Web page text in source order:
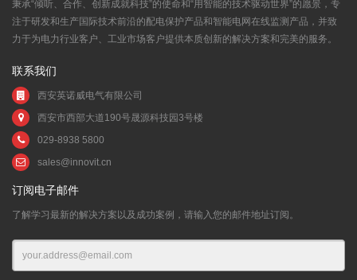
秉承“倾听、合作、创新成就科技”的使命和“用智能的技术驱动世界”的愿景，专
注于研发和生产国际技术前沿的配电保护产品和智能电网在线监测产品，并致
力于为电力行业客户、工业市场客户提供本质创新的解决方案和完美的服务。
联系我们
西安英诺威电气有限公司
西安市西部大道190号晟源科技园3号楼
029-8938 5800
sales@innovit.cn
订阅电子邮件
了解学习最新的解决方案以及成功案例，请输入您的邮件地址订阅。